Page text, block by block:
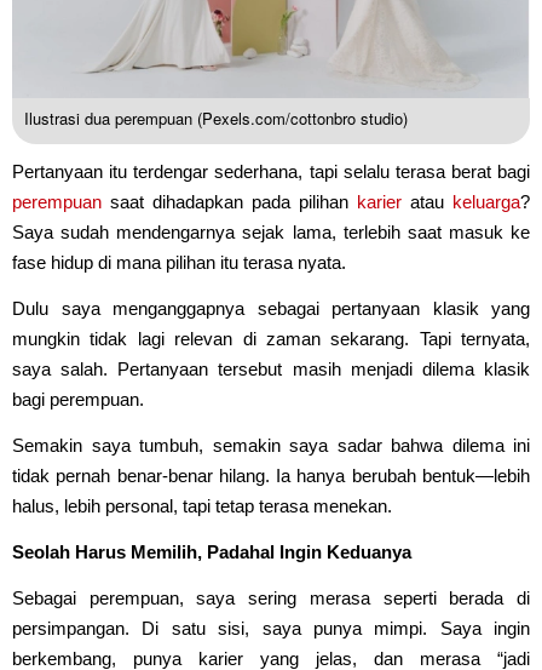
Ilustrasi dua perempuan (Pexels.com/cottonbro studio)
Pertanyaan itu terdengar sederhana, tapi selalu terasa berat bagi
perempuan saat dihadapkan pada pilihan karier atau keluarga?
Saya sudah mendengarnya sejak lama, terlebih saat masuk ke
fase hidup di mana pilihan itu terasa nyata.
Dulu saya menganggapnya sebagai pertanyaan klasik yang
mungkin tidak lagi relevan di zaman sekarang. Tapi ternyata,
saya salah. Pertanyaan tersebut masih menjadi dilema klasik
bagi perempuan.
Semakin saya tumbuh, semakin saya sadar bahwa dilema ini
tidak pernah benar-benar hilang. Ia hanya berubah bentuk—lebih
halus, lebih personal, tapi tetap terasa menekan.
Seolah Harus Memilih, Padahal Ingin Keduanya
Sebagai perempuan, saya sering merasa seperti berada di
persimpangan. Di satu sisi, saya punya mimpi. Saya ingin
berkembang, punya karier yang jelas, dan merasa “jadi